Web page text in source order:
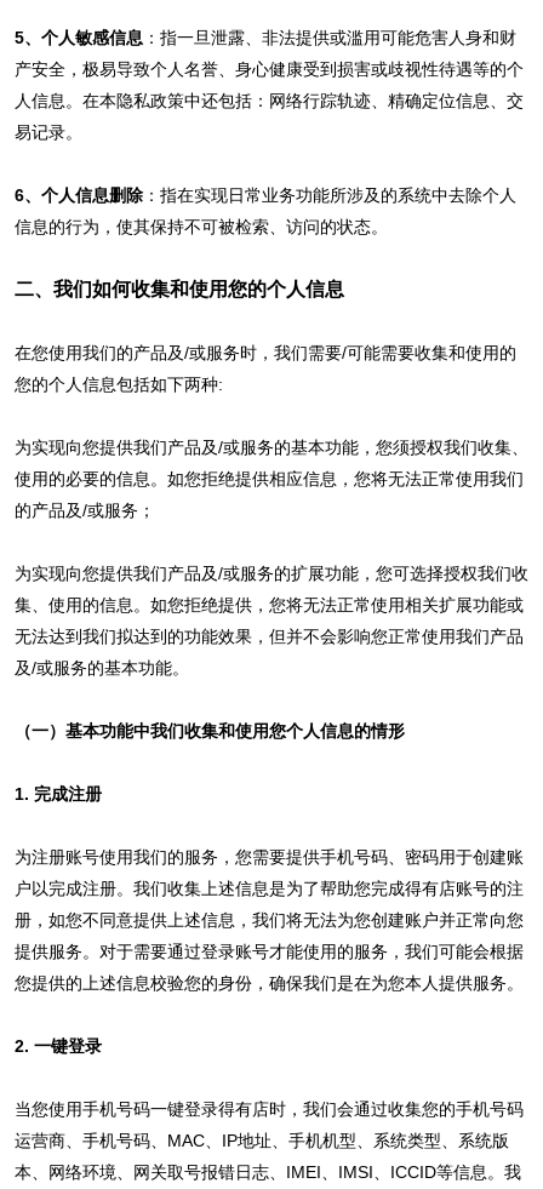
5、个人敏感信息 ：指一旦泄露、非法提供或滥用可能危害人身和财
产安全，极易导致个人名誉、身心健康受到损害或歧视性待遇等的个
人信息。在本隐私政策中还包括：网络行踪轨迹、精确定位信息、交
易记录。
6、个人信息删除：指在实现日常业务功能所涉及的系统中去除个人
信息的行为，使其保持不可被检索、访问的状态。
二、我们如何收集和使用您的个人信息
在您使用我们的产品及/或服务时，我们需要/可能需要收集和使用的
您的个人信息包括如下两种:
为实现向您提供我们产品及/或服务的基本功能，您须授权我们收集、
使用的必要的信息。如您拒绝提供相应信息，您将无法正常使用我们
的产品及/或服务；
为实现向您提供我们产品及/或服务的扩展功能，您可选择授权我们收
集、使用的信息。如您拒绝提供，您将无法正常使用相关扩展功能或
无法达到我们拟达到的功能效果，但并不会影响您正常使用我们产品
及/或服务的基本功能。
（一）基本功能中我们收集和使用您个人信息的情形
1. 完成注册
为注册账号使用我们的服务，您需要提供手机号码、密码用于创建账
户以完成注册。我们收集上述信息是为了帮助您完成得有店账号的注
册，如您不同意提供上述信息，我们将无法为您创建账户并正常向您
提供服务。对于需要通过登录账号才能使用的服务，我们可能会根据
您提供的上述信息校验您的身份，确保我们是在为您本人提供服务。
2. 一键登录
当您使用手机号码一键登录得有店时，我们会通过收集您的手机号码
运营商、手机号码、MAC、IP地址、手机机型、系统类型、系统版
本、网络环境、网关取号报错日志、IMEI、IMSI、ICCID等信息。我